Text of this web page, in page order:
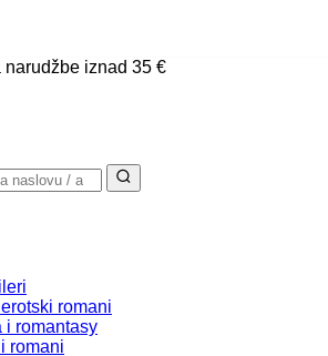
narudžbe iznad 35 €
romani
i romantasy
romani